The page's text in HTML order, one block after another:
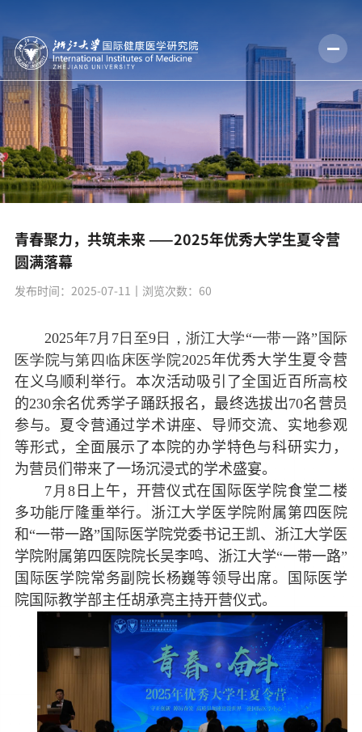
青春聚力，共筑未来 ——2025年优秀大学生夏令营
圆满落幕
发布时间：2025-07-11 丨浏览次数： 60
2025年7 月 7日至9日，浙江大学“一带一路”国际
医学院与第四临床医学院2025年优秀大学生夏令营
在义乌顺利举行。本次活动吸引了全国近百所高校
的230余名优秀学子踊跃报名，最终选拔出70名营员
参与。夏令营通过学术讲座、导师交流、实地参观
等形式，全面展示了本院的办学特色与科研实力，
为营员们带来了一场沉浸式的学术盛宴。
7 月 8日上午，开营仪式在国际医学院食堂二楼
多功能厅隆重举行。浙江大学医学院附属第四医院
和“一带一路”国际医学院党委书记王凯、浙江大学医
学院附属第四医院院长吴李鸣、浙江大学“一带一路”
国际医学院常务副院长杨巍等领导出席。国际医学
院国际教学部主任胡承亮主持开营仪式。